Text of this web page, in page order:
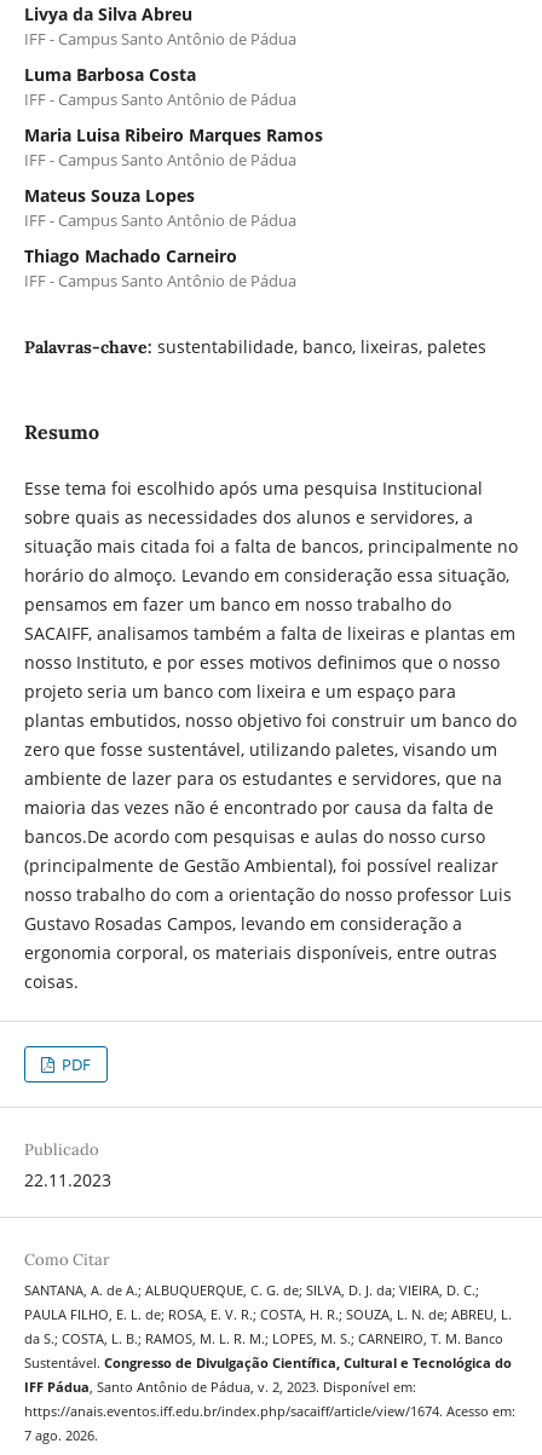
Livya da Silva Abreu
IFF - Campus Santo Antônio de Pádua
Luma Barbosa Costa
IFF - Campus Santo Antônio de Pádua
Maria Luisa Ribeiro Marques Ramos
IFF - Campus Santo Antônio de Pádua
Mateus Souza Lopes
IFF - Campus Santo Antônio de Pádua
Thiago Machado Carneiro
IFF - Campus Santo Antônio de Pádua
Palavras-chave: sustentabilidade, banco, lixeiras, paletes
Resumo
Esse tema foi escolhido após uma pesquisa Institucional
sobre quais as necessidades dos alunos e servidores, a
situação mais citada foi a falta de bancos, principalmente no
horário do almoço. Levando em consideração essa situação,
pensamos em fazer um banco em nosso trabalho do
SACAIFF, analisamos também a falta de lixeiras e plantas em
nosso Instituto, e por esses motivos definimos que o nosso
projeto seria um banco com lixeira e um espaço para
plantas embutidos, nosso objetivo foi construir um banco do
zero que fosse sustentável, utilizando paletes, visando um
ambiente de lazer para os estudantes e servidores, que na
maioria das vezes não é encontrado por causa da falta de
bancos.De acordo com pesquisas e aulas do nosso curso
(principalmente de Gestão Ambiental), foi possível realizar
nosso trabalho do com a orientação do nosso professor Luis
Gustavo Rosadas Campos, levando em consideração a
ergonomia corporal, os materiais disponíveis, entre outras
coisas.
PDF
Publicado
22.11.2023
Como Citar
SANTANA, A. de A.; ALBUQUERQUE, C. G. de; SILVA, D. J. da; VIEIRA, D. C.;
PAULA FILHO, E. L. de; ROSA, E. V. R.; COSTA, H. R.; SOUZA, L. N. de; ABREU, L.
da S.; COSTA, L. B.; RAMOS, M. L. R. M.; LOPES, M. S.; CARNEIRO, T. M. Banco
Sustentável. Congresso de Divulgação Científica, Cultural e Tecnológica do
IFF Pádua, Santo Antônio de Pádua, v. 2, 2023. Disponível em:
https://anais.eventos.iff.edu.br/index.php/sacaiff/article/view/1674. Acesso em:
7 ago. 2026.